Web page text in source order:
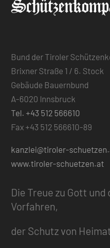
Bund der Tiroler
Brixner Straße 1 / 6. Stock
Gebäude Bauernbund
A-6020 Innsbruck
Tel. +43 512 566610
Fax +43 512 566610-89
kanzlei@tiroler-
www.tiroler-schuetzen.at
Die Treue zu Gott und
Vorfahren,
der Schutz von